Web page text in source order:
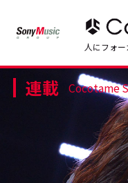
トップ Top
Articles
連載一覧 Series
人にフォ
連載 Cocotame